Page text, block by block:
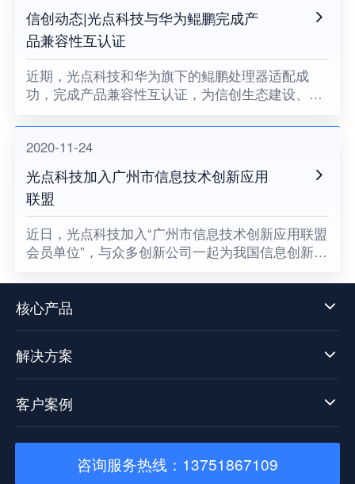
信创动态|光点科技与华为鲲鹏完成产
品兼容性互认证
近期，光点科技和华为旗下的鲲鹏处理器适配成
功，完成产品兼容性互认证，为信创生态建设、关
2020-11-24
光点科技加入广州市信息技术创新应用
联盟
​近日，光点科技加入“广州市信息技术创新应用联盟
会员单位”，与众多创新公司一起为我国信息创新发
台技术发展迈向了新阶段。
核心产品
解决方案
客户案例
咨询服务热线：13751867109